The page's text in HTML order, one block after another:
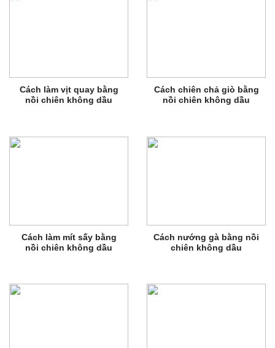
Cách làm vịt quay bằng
nồi chiên không dầu
Cách chiên chả giò bằng
nồi chiên không dầu
Cách làm mít sấy bằng
nồi chiên không dầu
Cách nướng gà bằng nồi
chiên không dầu